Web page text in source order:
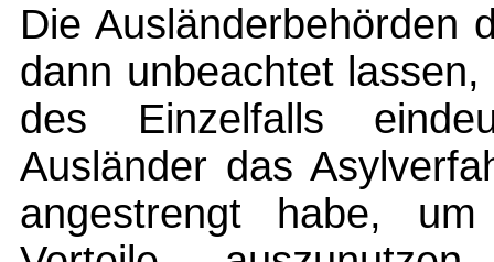
Die Ausländerbehörden
dann unbeachtet
des Einzelfalls
Ausländer das
angestrengt habe, um